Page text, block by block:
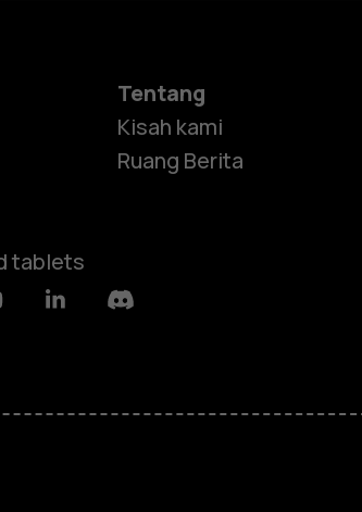
tablets
Tentang
Kisah kami
Ruang Berita
LinkedinDiscord